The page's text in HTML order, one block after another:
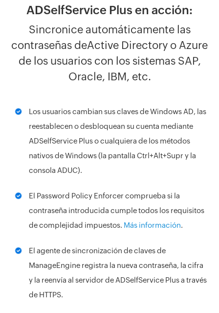
ADSelfService Plus en acción:
Sincronice automáticamente las
contraseñas deActive Directory o Azure
de los usuarios con los sistemas SAP,
Oracle, IBM, etc.
Los usuarios cambian sus claves de Windows AD, las
reestablecen o desbloquean su cuenta mediante
ADSelfService Plus o cualquiera de los métodos
nativos de Windows (la pantalla Ctrl+Alt+Supr y la
consola ADUC).
El Password Policy Enforcer comprueba si la
contraseña introducida cumple todos los requisitos
de complejidad impuestos. Más información.
El agente de sincronización de claves de
ManageEngine registra la nueva contraseña, la cifra
y la reenvía al servidor de ADSelfService Plus a través
de HTTPS.